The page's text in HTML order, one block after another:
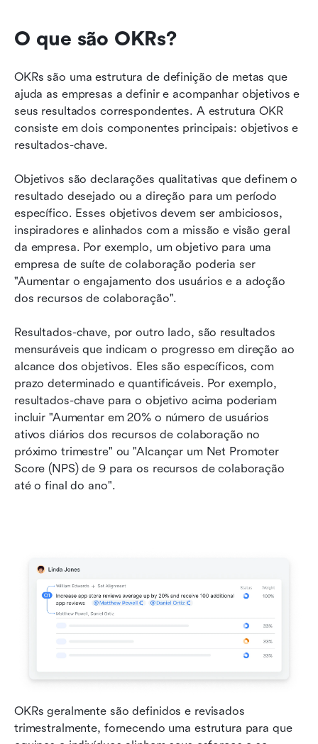
O que são OKRs?
OKRs são uma estrutura de definição de metas que
ajuda as empresas a definir e acompanhar objetivos e
seus resultados correspondentes. A estrutura OKR
consiste em dois componentes principais: objetivos e
resultados-chave.
Objetivos são declarações qualitativas que definem o
resultado desejado ou a direção para um período
específico. Esses objetivos devem ser ambiciosos,
inspiradores e alinhados com a missão e visão geral
da empresa. Por exemplo, um objetivo para uma
empresa de suíte de colaboração poderia ser
"Aumentar o engajamento dos usuários e a adoção
dos recursos de colaboração".
Resultados-chave, por outro lado, são resultados
mensuráveis que indicam o progresso em direção ao
alcance dos objetivos. Eles são específicos, com
prazo determinado e quantificáveis. Por exemplo,
resultados-chave para o objetivo acima poderiam
incluir "Aumentar em 20% o número de usuários
ativos diários dos recursos de colaboração no
próximo trimestre" ou "Alcançar um Net Promoter
Score (NPS) de 9 para os recursos de colaboração
até o final do ano".
OKRs geralmente são definidos e revisados
trimestralmente, fornecendo uma estrutura para que